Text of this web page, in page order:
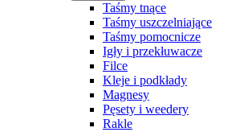
Taśmy tnące
Taśmy uszczelniające
Taśmy pomocnicze
Igły i przekłuwacze
Filce
Kleje i podkłady
Magnesy
Pęsety i weedery
Rakle